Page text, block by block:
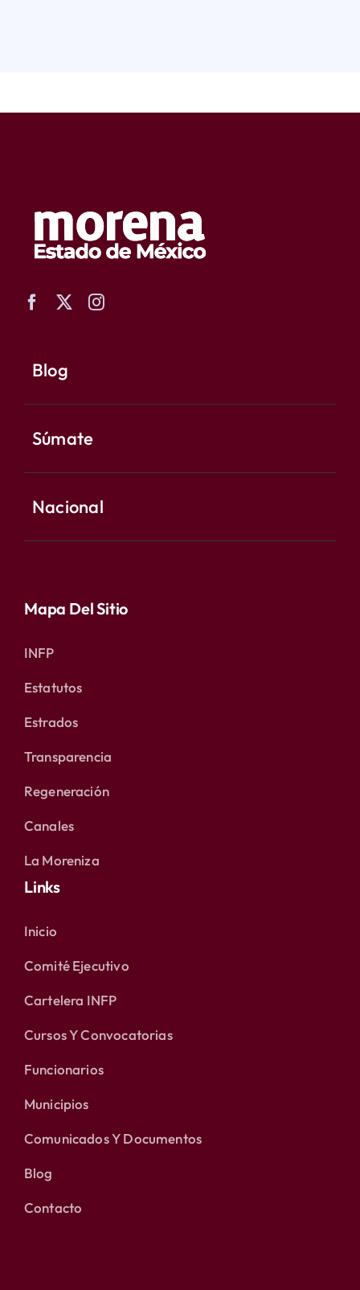
Blog
Súmate
Nacional
Mapa Del Sitio
INFP
Estatutos
Estrados
Transparencia
Regeneración
Canales
La Moreniza
Links
Inicio
Comité Ejecutivo
Cartelera INFP
Cursos Y Convocatorias
Funcionarios
Municipios
Comunicados Y Documentos
Blog
Contacto